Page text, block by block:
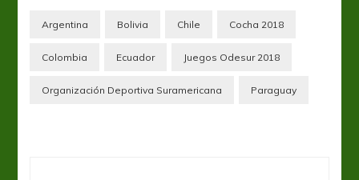
Argentina Bolivia Chile Cocha 2018
Colombia Ecuador Juegos Odesur 2018
Organización Deportiva Suramericana Paraguay